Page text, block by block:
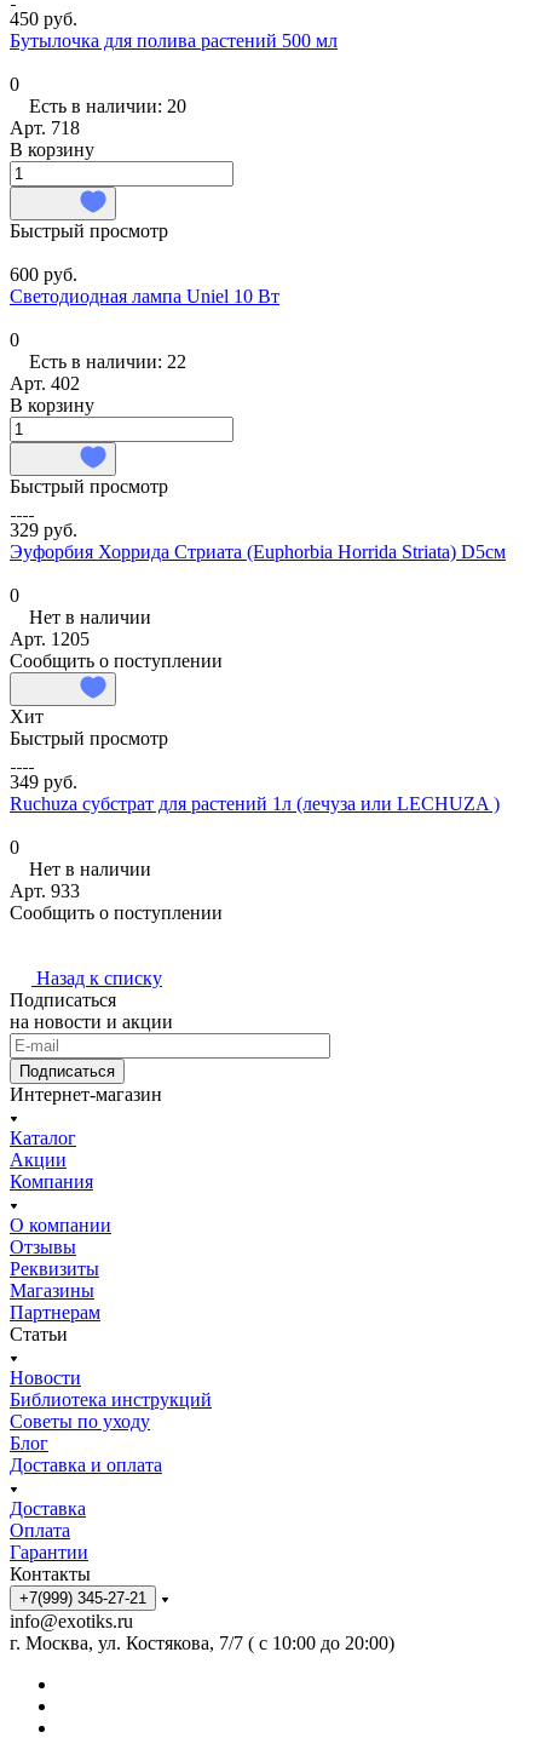
450 руб.
Бутылочка для полива растений 500 мл
0
Есть в наличии: 20
Арт. 718
В корзину
Быстрый просмотр
600 руб.
Светодиодная лампа Uniel 10 Вт
0
Есть в наличии: 22
Арт. 402
В корзину
Быстрый просмотр
329 руб.
Эуфорбия Хоррида Стриата (Euphorbia Horrida Striata) D5см
0
Нет в наличии
Арт. 1205
Сообщить о поступлении
Хит
Быстрый просмотр
349 руб.
Ruchuza субстрат для растений 1л (лечуза или LECHUZA )
0
Нет в наличии
Арт. 933
Сообщить о поступлении
Назад к списку
Подписаться
на новости и акции
Подписаться
Интернет-магазин
Каталог
Акции
Компания
О компании
Отзывы
Реквизиты
Магазины
Партнерам
Статьи
Новости
Библиотека инструкций
Советы по уходу
Блог
Доставка и оплата
Доставка
Оплата
Гарантии
Контакты
+7(999) 345-27-21
info@exotiks.ru
г. Москва, ул. Костякова, 7/7 ( с 10:00 до 20:00)